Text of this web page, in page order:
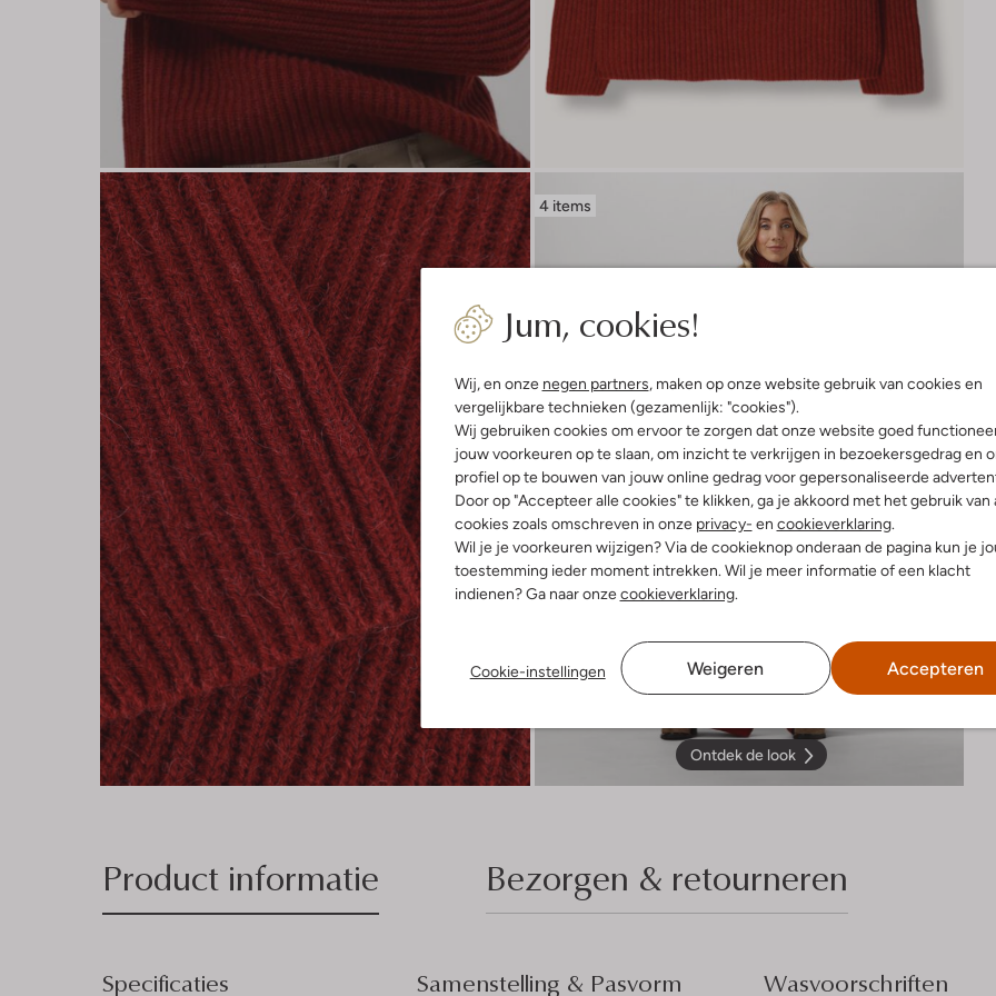
Jum, cookies!
Wij, en onze negen partners, maken op onze website gebruik van cookies en
vergelijkbare technieken (gezamenlijk: "cookies").
Wij gebruiken cookies om ervoor te zorgen dat onze website goed
jouw voorkeuren op te slaan, om inzicht te verkrijgen in bezoekersgedrag en
profiel op te bouwen van jouw online gedrag voor gepersonaliseerde
Door op "Accepteer alle cookies" te klikken, ga je akkoord met het gebruik van
cookies zoals omschreven in onze privacy- en cookieverklaring.
Wil je je voorkeuren wijzigen? Via de cookieknop onderaan de pagina kun je
toestemming ieder moment intrekken. Wil je meer informatie of een klacht
indienen? Ga naar onzecookieverklaring.
Cookie-instellingen Weigeren Accepteren
4 items
Ontdek de look
Product informatie Bezorgen & retourneren
Specificaties Samenstelling & Pasvorm Wasvoorschriften